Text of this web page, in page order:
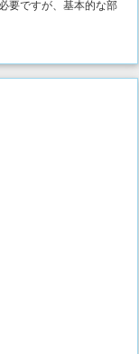
要ですが、基本的な部